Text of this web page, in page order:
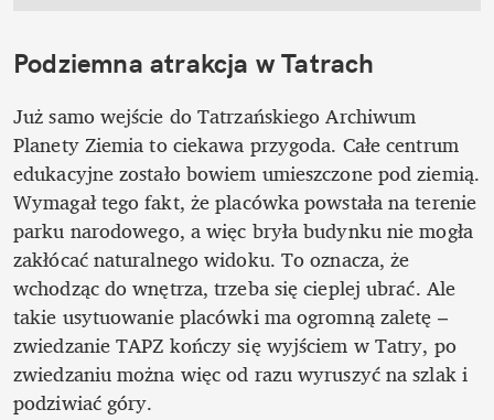
Podziemna atrakcja w Tatrach
Już samo wejście do Tatrzańskiego Archiwum
Planety Ziemia to ciekawa przygoda. Całe centrum
edukacyjne zostało bowiem umieszczone pod ziemią.
Wymagał tego fakt, że placówka powstała na terenie
parku narodowego, a więc bryła budynku nie mogła
zakłócać naturalnego widoku. To oznacza, że
wchodząc do wnętrza, trzeba się cieplej ubrać. Ale
takie usytuowanie placówki ma ogromną zaletę –
zwiedzanie TAPZ kończy się wyjściem w Tatry, po
zwiedzaniu można więc od razu wyruszyć na szlak i
podziwiać góry.